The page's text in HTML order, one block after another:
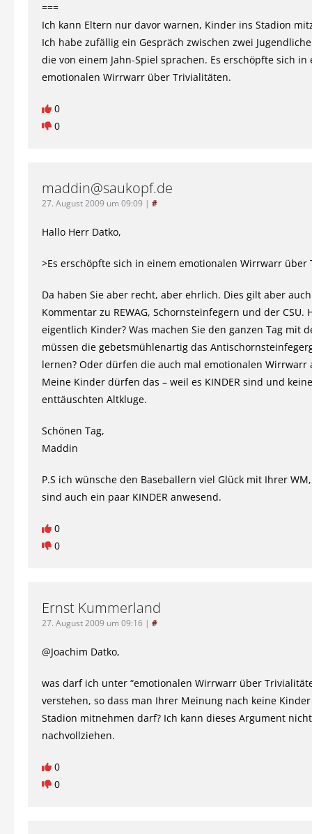
===
Ich kann Eltern nur davor warnen, Kinder ins Stadion
Ich habe zufällig ein Gespräch zwischen zwei
die von einem Jahn-Spiel sprachen. Es erschöpfte sich in
emotionalen Wirrwarr über Trivialitäten.
0
0
maddin@saukopf.de
27. August 2009 um 09:09 | #
Hallo Herr Datko,
>Es erschöpfte sich in einem emotionalen Wirrwarr über
Da haben Sie aber recht, aber ehrlich. Dies gilt aber
Kommentar zu REWAG, Schornsteinfegern und der CSU.
eigentlich Kinder? Was machen Sie den ganzen Tag mit
müssen die gebetsmühlenartig das
lernen? Oder dürfen die auch mal emotionalen Wirrwarr
Meine Kinder dürfen das – weil es KINDER sind und
enttäuschten Altkluge.
Schönen Tag,
Maddin
P.S ich wünsche den Baseballern viel Glück mit Ihrer
sind auch ein paar KINDER anwesend.
0
0
Ernst Kummerland
27. August 2009 um 09:16 | #
@Joachim Datko,
was darf ich unter “emotionalen Wirrwarr über
verstehen, so dass man Ihrer Meinung nach keine
Stadion mitnehmen darf? Ich kann dieses Argument nicht
nachvollziehen.
0
0